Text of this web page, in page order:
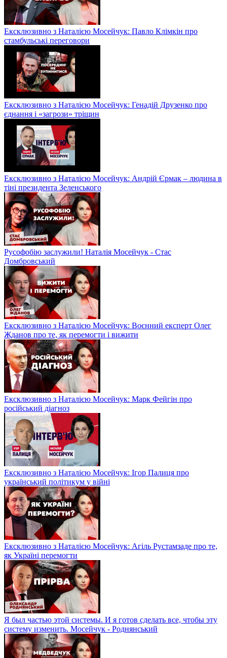
Ексклюзивно з Наталією Мосейчук: Павло Клімкін про
стамбульські переговори
Ексклюзивно з Наталією Мосейчук: Генадій Друзенко про
єднання і «загрози» тріщин
Ексклюзивно з Наталією Мосейчук: Андрій Єрмак – людина в
тіні президента Зеленського
Русофобію заслужили! Наталія Мосейчук - Стас
Домбровський
Ексклюзивно з Наталією Мосейчук: Воєнний експерт Олег
Жданов про те, як перемогти і вижити
Ексклюзивно з Наталією Мосейчук: Марк Фейгін про
російський діагноз
Ексклюзивно з Наталією Мосейчук: Ігор Палиця про
український політикум у війні
Ексклюзивно з Наталією Мосейчук: Агіль Рустамзаде про те,
як Україні перемогти
Я был частью этой системы. И я готов сделать все, чтобы эту
систему изменить. Мосейчук - Роднянський